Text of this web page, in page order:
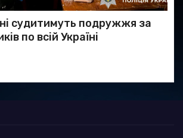
судитимуть подружжя за
по всій Україні